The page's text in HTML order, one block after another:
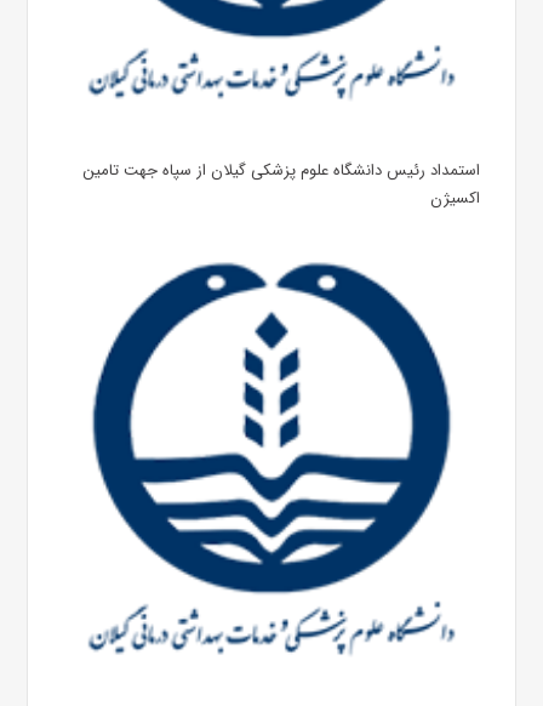
استمداد رئیس دانشگاه علوم پزشکی گیلان از سپاه جهت تامین
اکسیژن